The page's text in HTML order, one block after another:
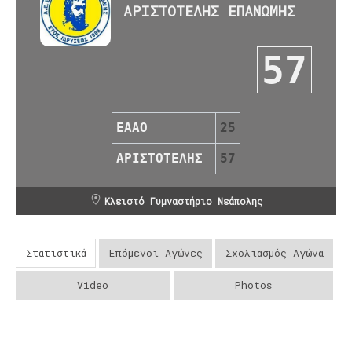
ΑΡΙΣΤΟΤΕΛΗΣ ΕΠΑΝΩΜΗΣ
57
ΕΑΑΟ 25
ΑΡΙΣΤΟΤΕΛΗΣ 57
Κλειστό Γυμναστήριο Νεάπολης
Στατιστικά Επόμενοι Αγώνες Σχολιασμός Αγώνα
Video Photos